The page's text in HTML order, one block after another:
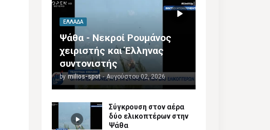
ΕΛΛΆΔΑ
Ψάθα - Νεκροί Ρουμάνος
χειριστής και Έλληνας
συντονιστής
by milios-spot - Αυγούστου 02, 2026
Σύγκρουση στον αέρα
δύο ελικοπτέρων στην
Ψάθα